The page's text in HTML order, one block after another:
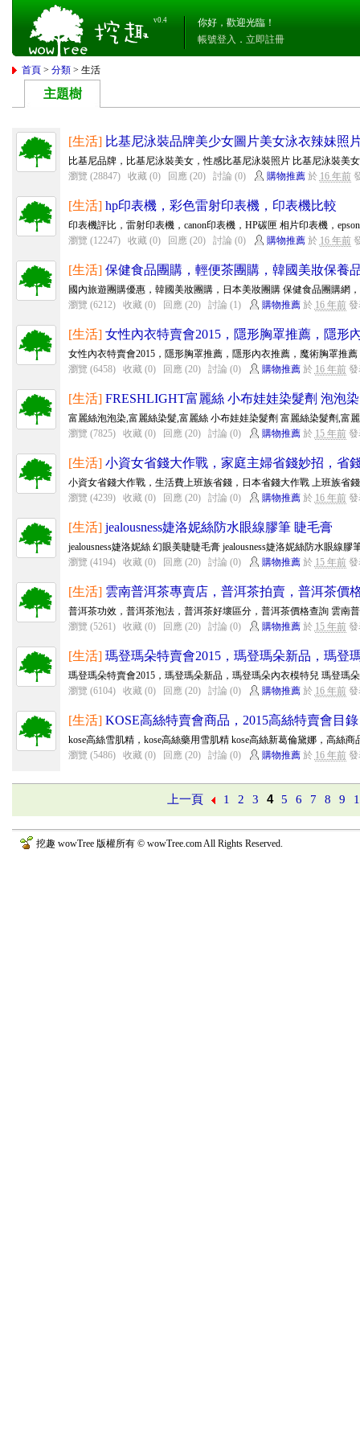
v0.4
你好，歡迎光臨！
帳號登入 ． 立即註冊
首頁 >分類 > 生活
主題樹
[生活] 比基尼泳裝品牌美少女圖片美女泳衣辣妹照
比基尼品牌，比基尼泳裝美女，性感比基尼泳裝照片 比基尼泳裝美
瀏覽 (28847)
收藏 (0) 回應 (20) 討論 (0) 購物推薦於 16 年前
[生活] hp印表機，彩色雷射印表機，印表機比較
印表機評比，雷射印表機，canon印表機，HP碳匣 相片印表機，
瀏覽 (12247)
收藏 (0) 回應 (20) 討論 (0) 購物推薦於 16 年前
[生活] 保健食品團購，輕便茶團購，韓國美妝保養
國內旅遊團購優惠，韓國美妝團購，日本美妝團購 保健食品團購網
瀏覽 (6212)
收藏 (0) 回應 (20) 討論 (1) 購物推薦於 16 年前發
[生活] 女性內​​衣特賣會2015，隱形胸罩推薦，隱形
女性內​​衣特賣會2015，隱形胸罩推薦，隱形內衣推薦，魔術胸罩推
瀏覽 (6458)
收藏 (0) 回應 (20) 討論 (0) 購物推薦於 16 年前發
[生活] FRESHLIGHT富麗絲 小布娃娃染髮劑 泡泡染
富麗絲泡泡染,富麗絲染髮,富麗絲 小布娃娃染髮劑 富麗絲染髮劑,富
瀏覽 (7825)
收藏 (0) 回應 (20) 討論 (0) 購物推薦於 15 年前發
[生活] 小資女省錢大作戰，家庭主婦省錢妙招，省
小資女省錢大作戰，生活費上班族省錢，日本省錢大作戰 上班族省
瀏覽 (4239)
收藏 (0) 回應 (20) 討論 (0) 購物推薦於 16 年前發
[生活] jealousness婕洛妮絲防水眼線膠筆 睫毛膏
jealousness婕洛妮絲 幻眼美睫睫毛膏 jealousness婕洛妮絲防水眼線膠
瀏覽 (4194)
收藏 (0) 回應 (20) 討論 (0) 購物推薦於 15 年前發
[生活] 雲南普洱茶專賣店，普洱茶拍賣，普洱茶價
普洱茶功效，普洱茶泡法，普洱茶好壞區分，普洱茶價格查詢 雲南
瀏覽 (5261)
收藏 (0) 回應 (20) 討論 (0) 購物推薦於 15 年前發
[生活] 瑪登瑪朵特賣會2015，瑪登瑪朵新品，瑪登
瑪登瑪朵特賣會2015，瑪登瑪朵新品，瑪登瑪朵內衣模特兒 瑪登瑪
瀏覽 (6104)
收藏 (0) 回應 (20) 討論 (0) 購物推薦於 16 年前發
[生活] KOSE高絲特賣會商品，2015高絲特賣會目錄
kose高絲雪肌精，kose高絲藥用雪肌精 kose高絲新葛倫黛娜，高絲
瀏覽 (5486)
收藏 (0) 回應 (20) 討論 (0) 購物推薦於 16 年前發
上一頁 1 2 3 4 5 6 7 8 9
挖趣 wowTree 版權所有 © wowTree.com All Rights Reserved.